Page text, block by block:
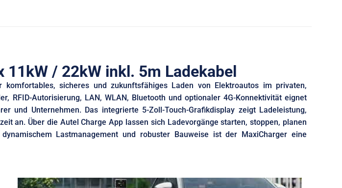
/ 22kW inkl. 5m Ladekabel
sicheres und zukunftsfähiges Laden von Elektroautos im privaten,
RFID-Autorisierung, LAN, WLAN, Bluetooth und optionaler 4G-Konnektivität eignet
und Unternehmen. Das integrierte 5-Zoll-Touch-Grafikdisplay zeigt Ladeleistung,
an. Über die Autel Charge App lassen sich Ladevorgänge starten, stoppen, planen
Lastmanagement und robuster Bauweise ist der MaxiCharger eine